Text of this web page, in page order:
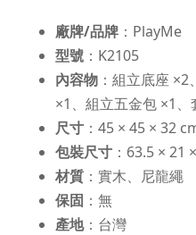
廠牌/品牌 ：PlayMe
型號 ：K2105
內容物 ：組立底座
×1、組立五金包 ×1、
尺寸 ：45 × 45 × 32
包裝尺寸 ：63.5 × 21
材質 ：實木、尼龍繩
保固 ：無
產地：台灣